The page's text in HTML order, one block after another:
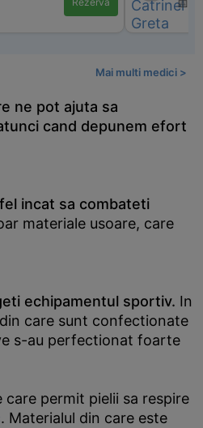
📅
Mai multi medici >
ne pot ajuta sa
cand depunem efort
incat sa combateti
materiale usoare, care
echipamentul sportiv. In
care sunt confectionate
s-au perfectionat foarte
care permit pielii sa respire
. Materialul din care este